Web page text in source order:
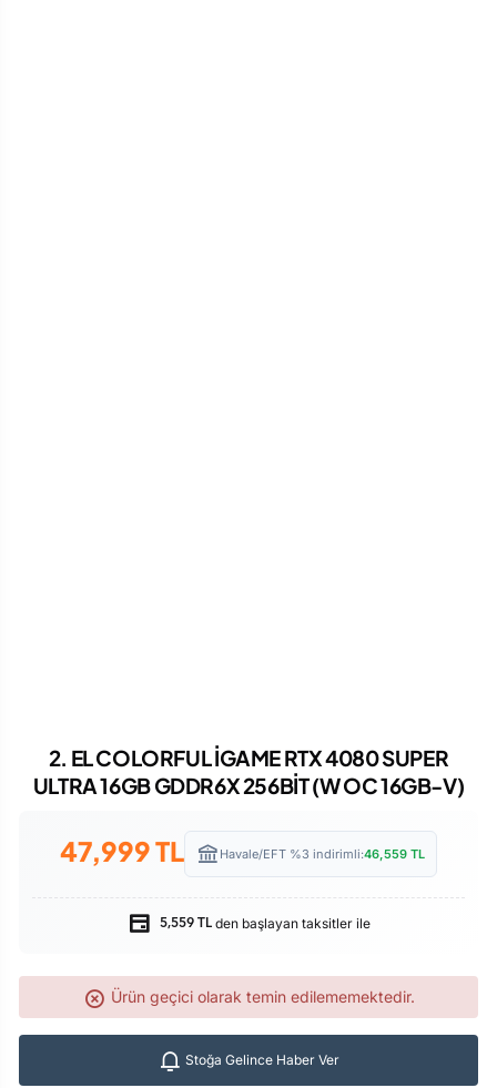
2. EL COLORFUL İGAME RTX 4080 SUPER
ULTRA 16GB GDDR6X 256BİT (W OC 16GB-V)
47,999TL Havale/EFT %3 indirimli:46,559 TL
5,559 TLden başlayan taksitler ile
Ürün geçici olarak temin edilememektedir.
Stoğa Gelince Haber Ver